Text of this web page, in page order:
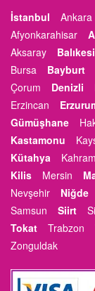
İstanbul Ankara
Afyonkarahisar
Aksaray
Bursa
Bayburt
Çorum
Denizli
Erzincan
Gümüşhane
Kastamonu
Kütahya
Kilis
Mersin
Nevşehir
Niğde
Samsun
Siirt
Tokat
Trabzon
Zonguldak